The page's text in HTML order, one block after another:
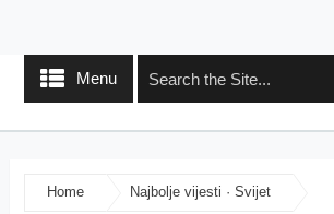
Menu
Home Najbolje vijesti · Svijet